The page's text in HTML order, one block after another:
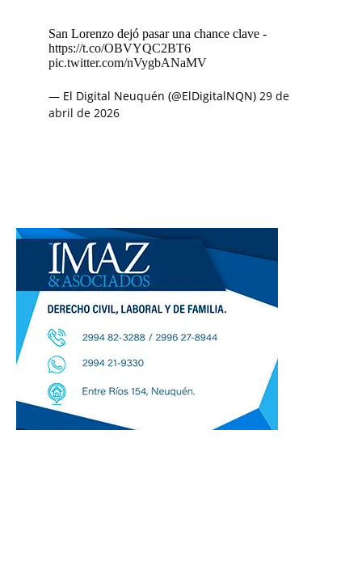
San Lorenzo dejó pasar una chance clave -
https://t.co/OBVYQC2BT6
pic.twitter.com/nVygbANaMV
— El Digital Neuquén (@ElDigitalNQN) 29 de
abril de 2026